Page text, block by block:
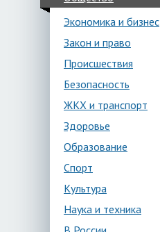
Экономика и бизнес
Закон и право
Происшествия
Безопасность
ЖКХ и транспорт
Здоровье
Образование
Спорт
Культура
Наука и техника